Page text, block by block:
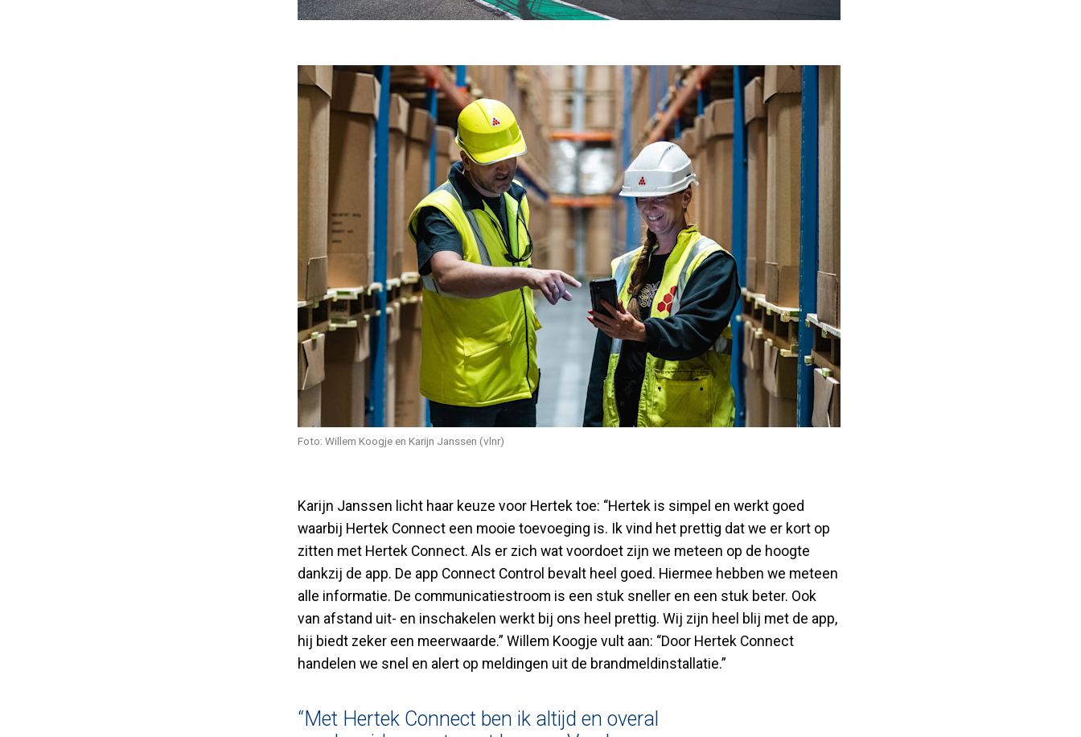
Foto: Willem Koogje en Karijn Janssen (vlnr)
Karijn Janssen licht haar keuze voor Hertek toe: “Hertek is simpel en werkt goed
waarbij Hertek Connect een mooie toevoeging is. Ik vind het prettig dat we er kort op
zitten met Hertek Connect. Als er zich wat voordoet zijn we meteen op de hoogte
dankzij de app. De app Connect Control bevalt heel goed. Hiermee hebben we meteen
alle informatie. De communicatiestroom is een stuk sneller en een stuk beter. Ook
van afstand uit- en inschakelen werkt bij ons heel prettig. Wij zijn heel blij met de app,
hij biedt zeker een meerwaarde.” Willem Koogje vult aan: “Door Hertek Connect
handelen we snel en alert op meldingen uit de brandmeldinstallatie.”
“Met Hertek Connect ben ik altijd en overal